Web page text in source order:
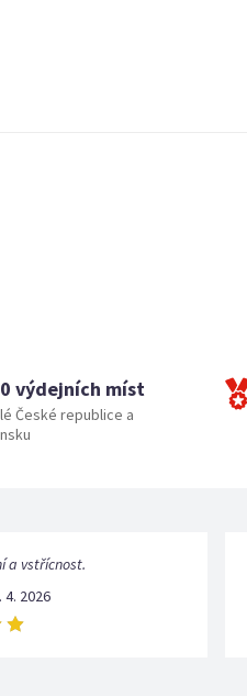
výdejních míst
České republice a
a vstřícnost.
4. 2026